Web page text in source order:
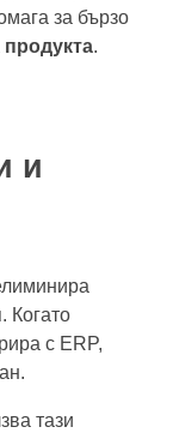
за бързо
продукта.
и
Когато
с ERP,
тази